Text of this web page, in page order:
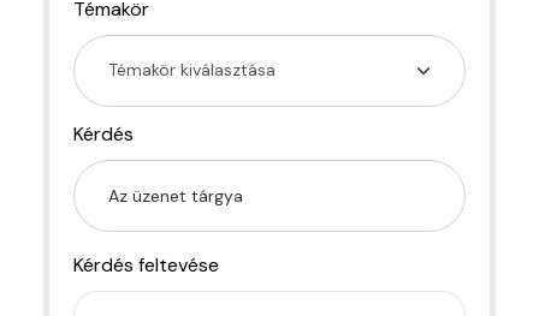
Témakör
Kérdés
Kérdés feltevése